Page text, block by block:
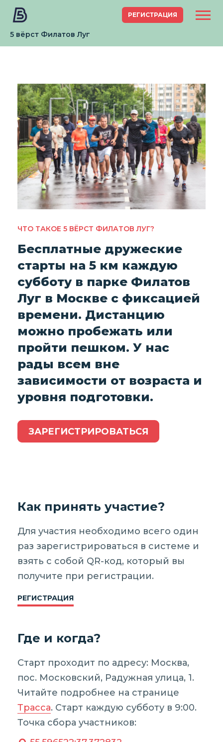
РЕГИСТРАЦИЯ
5 вёрст Филатов Луг
ЧТО ТАКОЕ 5 ВЁРСТ ФИЛАТОВ ЛУГ?
Бесплатные дружеские
старты на 5 км каждую
субботу в парке Филатов
Луг в Москве с фиксацией
времени. Дистанцию
можно пробежать или
пройти пешком. У нас
рады всем вне
зависимости от возраста и
уровня подготовки.
ЗАРЕГИСТРИРОВАТЬСЯ
Как принять участие?
Для участия необходимо всего один
раз зарегистрироваться в системе и
взять с собой QR-код, который вы
получите при регистрации.
РЕГИСТРАЦИЯ
Где и когда?
Старт проходит по адресу: Москва,
пос. Московский, Радужная улица, 1.
Читайте подробнее на странице
Трасса. Старт каждую субботу в 9:00.
Точка сбора участников: